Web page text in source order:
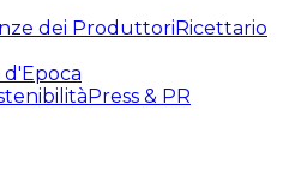
dei ProduttoriRicettario
Press & PR